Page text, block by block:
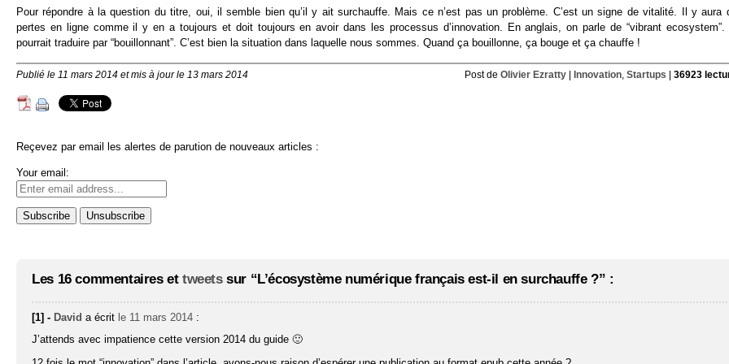
Pour répondre à la question du titre, oui, il semble bien qu’il y ait surchauffe. Mais ce n’est pas un problème. C’est un signe de vitalité. Il y aura
pertes en ligne comme il y en a toujours et doit toujours en avoir dans les processus d’innovation. En anglais, on parle de “vibrant ecosystem”.
pourrait traduire par “bouillonnant”. C’est bien la situation dans laquelle nous sommes. Quand ça bouillonne, ça bouge et ça chauffe !
Publié le 11 mars 2014 et mis à jour le 13 mars 2014 Post de Olivier Ezratty| Innovation, Startups 36923
Reçevez par email les alertes de parution de nouveaux articles :
Your email:
Les 16 commentaires et tweetssur “L’écosystème numérique français est-il en surchauffe ?” :
[1] - David a écrit le 11 mars 2014 :
J’attends avec impatience cette version 2014 du guide 🙂